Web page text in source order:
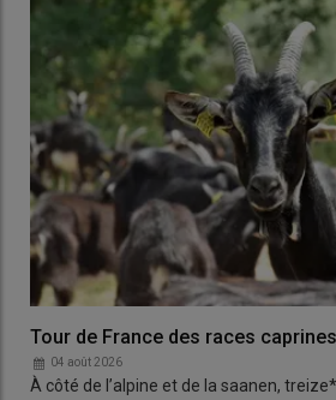
Tour de France des races
04 août 2026
À côté de l’alpine et de la saanen,